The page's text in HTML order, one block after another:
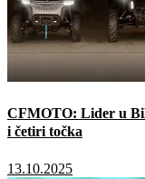
CFMOTO: Lider u
i četiri točka
13.10.2025